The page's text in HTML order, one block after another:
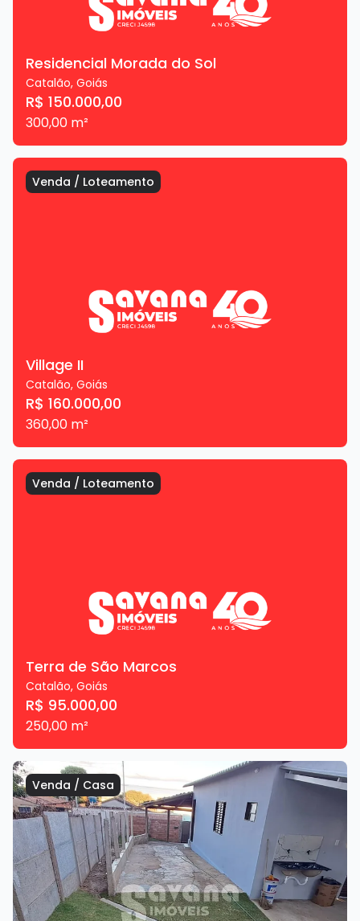
Residencial Morada do Sol
Catalão, Goiás
R$ 150.000,00
300,00 m²
Venda / Loteamento
Village II
Catalão, Goiás
R$ 160.000,00
360,00 m²
Venda / Loteamento
Terra de São Marcos
Catalão, Goiás
R$ 95.000,00
250,00 m²
Venda / Casa